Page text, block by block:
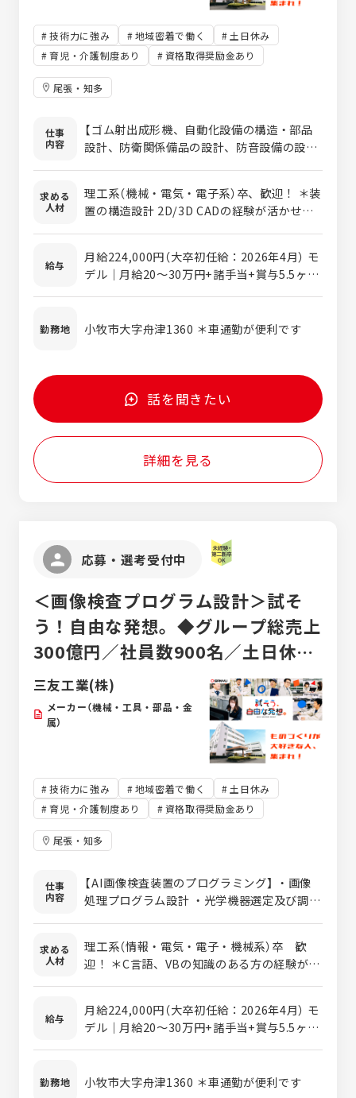
技術力に強み 地域密着で働く
土日休み
育児・介護制度あり
資格取得奨励金あり
尾張・知多
仕事
内容
【ゴム射出成形機、自動化設備の構造・部品
設計、防衛関係備品の設計、防音設備の設
求める
人材
理工系（機械・電気・電子系）卒、歓迎！ ＊装
置の構造設計 2D/3D CADの経験が活かせま
こともなく、日々スキルアップできる環境で
す。
給与
月給224,000円（大卒初任給：2026年4月） モ
デル｜月給20～30万円+諸手当+賞与5.5ヶ月
す ＊交通費別途支給いたします（上限50,000
勤務地 小牧市大字舟津1360 ＊車通勤が便利です
話を聞きたい
詳細を見る
応募・選考受付中
＜画像検査プログラム設計＞試そ
う！自由な発想。◆グループ総売上
300億円／社員数900名／土日休み
／年間休日120日！
三友工業(株)
メーカー（機械・工具・部品・金
属）
技術力に強み 地域密着で働く
土日休み
育児・介護制度あり
資格取得奨励金あり
尾張・知多
仕事
内容
【AI画像検査装置のプログラミング】 ・画像
処理プログラム設計 ・光学機器選定及び調整
求める
人材
理工系（情報・電気・電子・機械系）卒 歓
迎！ ＊C言語、VBの知識のある方の経験が活
が来ることもなく、日々スキルアップできる
環境です。
給与
月給224,000円（大卒初任給：2026年4月） モ
デル｜月給20～30万円+諸手当+賞与5.5ヶ月
＊交通費別途支給します（上限50,000円） ＊
勤務地 小牧市大字舟津1360 ＊車通勤が便利です